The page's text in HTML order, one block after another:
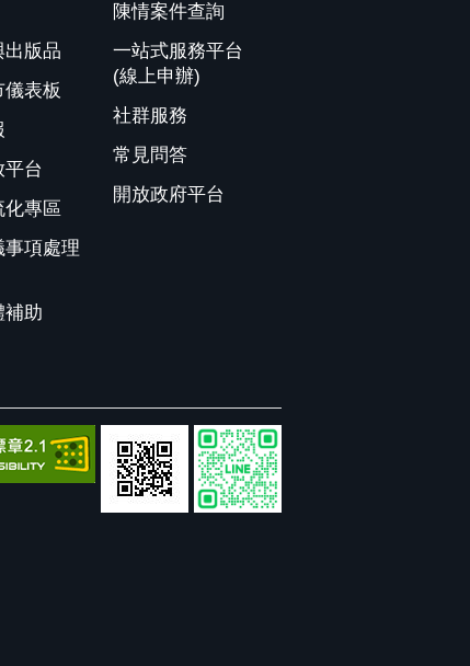
出版品
表板
平台
專區
事項處理
補助
陳情案件查詢
一站式服務平台
(線上申辦)
社群服務
常見問答
開放政府平台